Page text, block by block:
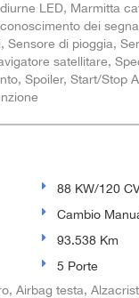
LED, Marmitta
dei
Sensore di pioggia,
satellitare,
Spoiler, Start/Stop
88 KW/120
Cambio
93.538 Km
5 Porte
Airbag testa,